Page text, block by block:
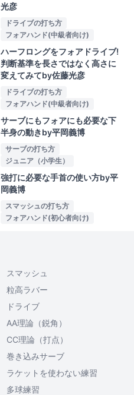
光彦
ドライブの打ち方
フォアハンド(中級者向け)
ハーフロングをフォアドライブ!
判断基準を長さではなく高さに
変えてみてby佐藤光彦
ドライブの打ち方
フォアハンド(中級者向け)
サーブにもフォアにも必要な下
半身の動きby平岡義博
サーブの打ち方
ジュニア（小学生）
強打に必要な手首の使い方by平
岡義博
スマッシュの打ち方
フォアハンド(初心者向け)
スマッシュ
粒高ラバー
ドライブ
AA理論（鋭角）
CC理論（打点）
巻き込みサーブ
ラケットを使わない練習
多球練習